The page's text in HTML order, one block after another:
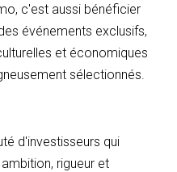
c'est aussi bénéficier
événements exclusifs,
et économiques
sélectionnés.
d'investisseurs qui
rigueur et